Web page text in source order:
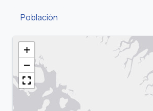
Población
+
−